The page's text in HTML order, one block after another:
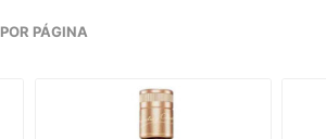
POR PÁGINA